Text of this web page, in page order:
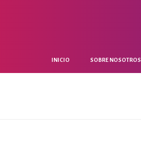
INICIO SOBRE NOSOTROS